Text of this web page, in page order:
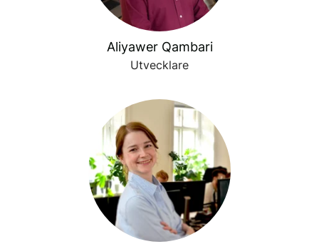
Aliyawer Qambari
Utvecklare